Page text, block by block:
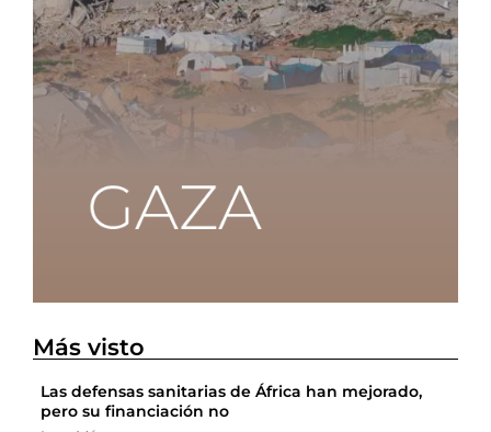
Más visto
Las defensas sanitarias de África han mejorado,
pero su financiación no